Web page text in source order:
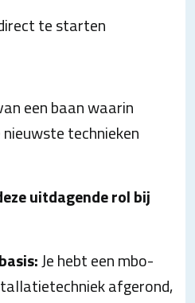
te starten
een baan waarin
technieken
uitdagende rol bij
Je hebt een mbo-
afgerond,